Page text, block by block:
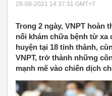
28-08-2021 14:37:31 GMT+7
Trong 2 ngày, VNPT hoàn
nối khám chữa bệnh từ xa
huyện tại 18 tỉnh thành,
VNPT, trở thành những
mạnh mẽ vào chiến dịch